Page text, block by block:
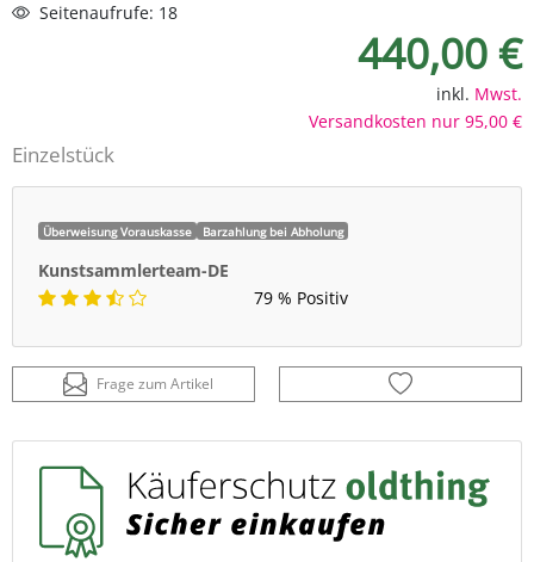
Seitenaufrufe: 18
440,00 €
inkl. Mwst.
Versandkosten nur 95,00 €
Einzelstück
Überweisung Vorauskasse Barzahlung bei Abholung
Kunstsammlerteam-DE
79 % Positiv
Frage zum Artikel